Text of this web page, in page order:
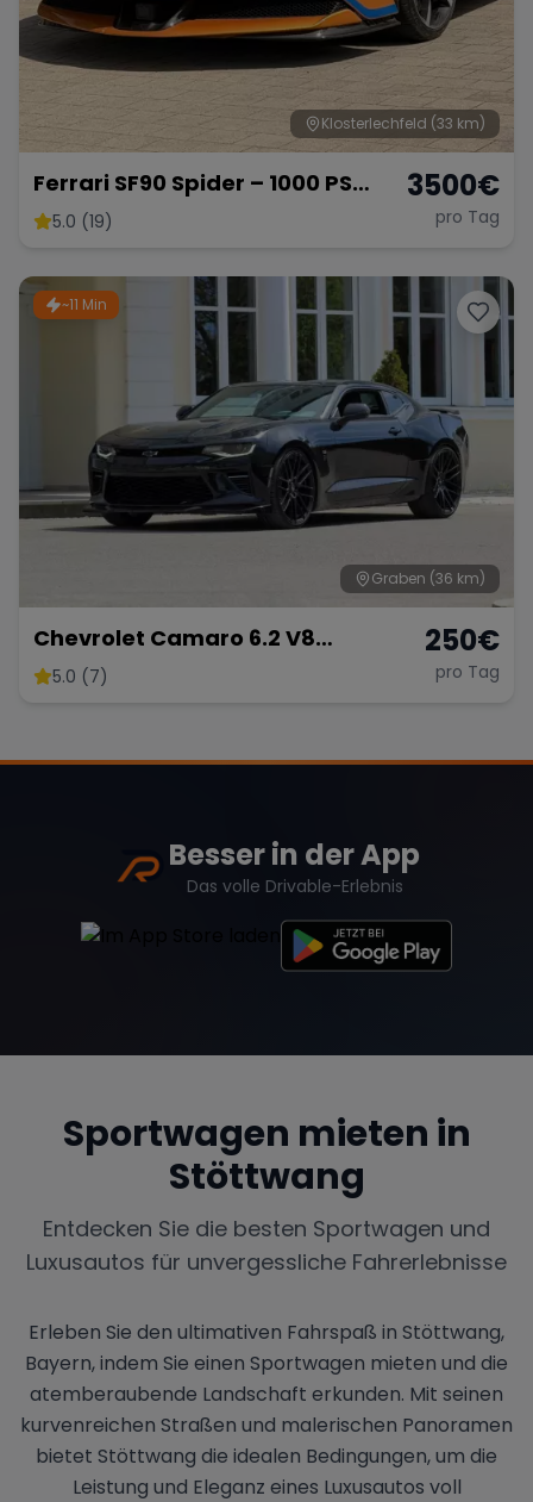
Klosterlechfeld (33 km)
Ferrari SF90 Spider – 1000 PS
Supersportwagen
5.0 (19)
3500€
pro Tag
~11 Min
Graben (36 km)
Chevrolet Camaro 6.2 V8
Customkingz
5.0 (7)
250€
pro Tag
Besser in der App
Das volle Drivable-Erlebnis
Sportwagen mieten in
Stöttwang
Entdecken Sie die besten Sportwagen und
Luxusautos für unvergessliche Fahrerlebnisse
Erleben Sie den ultimativen Fahrspaß in Stöttwang,
Bayern, indem Sie einen Sportwagen mieten und die
atemberaubende Landschaft erkunden. Mit seinen
kurvenreichen Straßen und malerischen Panoramen
bietet Stöttwang die idealen Bedingungen, um die
Leistung und Eleganz eines Luxusautos voll